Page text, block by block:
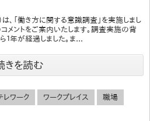
、「働き方に関する意識調査」を実施しまし
メントをご案内いたします。調査実施の背
年が経過しました。ま...
きを読む
レワーク ワークプレイス 職場